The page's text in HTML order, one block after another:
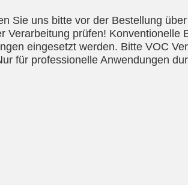
Sie uns bitte vor der Bestellung
prüfen! Konventionelle
eingesetzt werden. Bitte VOC
für professionelle Anwendungen